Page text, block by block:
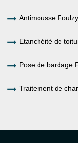
Antimousse
Etanchéité de
Pose de bardage
Traitement de